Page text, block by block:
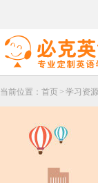
当前位置： 首页 > 学习资